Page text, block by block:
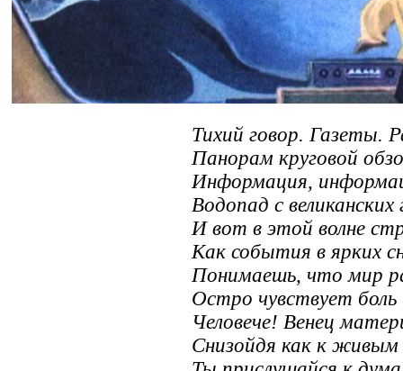
Тихий говор. Газеты.
Панорам круговой
Информация,
Водопад с великанских
И вот в этой волне
Как события в ярких
Понимаешь, что мир
Остро чувствует
Человече! Венец
Снизойдя как к